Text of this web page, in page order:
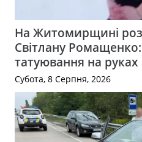
На Житомирщині
Світлану
татуювання на руках
Субота, 8 Серпня, 2026